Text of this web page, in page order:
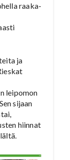
raaka-
ja
leipomon
sijaan
hiinnat